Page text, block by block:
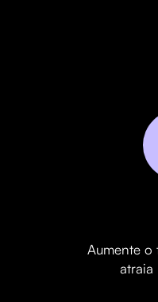
Aumente o
atraia